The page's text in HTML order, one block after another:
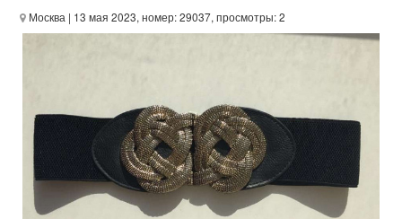
Москва | 13 мая 2023, номер: 29037, просмотры: 2